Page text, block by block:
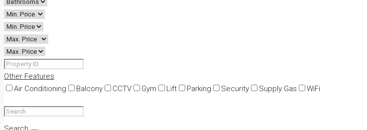
Other Features
Air Conditioning
Balcony CCTV Gym Lift Parking Security Supply Gas WiFi